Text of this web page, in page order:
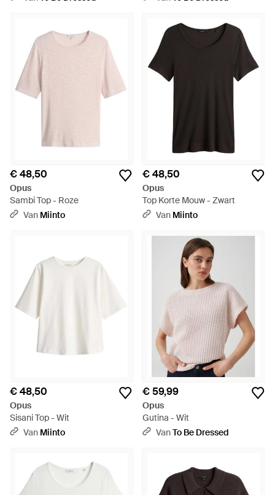
€ 48,50
Opus
Sambi Top - Roze
Van Miinto
€ 48,50
Opus
Top Korte Mouw - Zwart
Van Miinto
€ 48,50
Opus
Sisani Top - Wit
Van Miinto
€ 59,99
Opus
Gutina - Wit
VanTo Be Dressed